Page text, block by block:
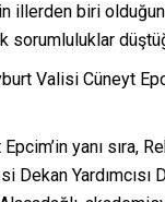
illerden biri
sorumluluklar
Valisi Cüneyt
yanı sıra,
Dekan Yardımcısı